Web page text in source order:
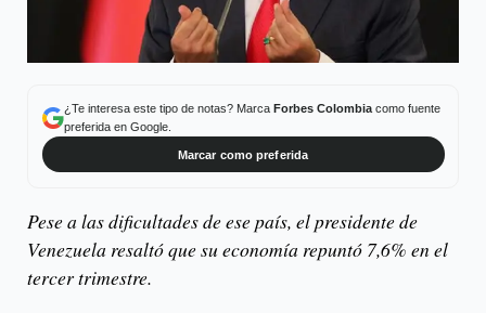
¿Te interesa este tipo de notas? Marca Forbes Colombiacomo fuente
preferida en Google.
Marcar como preferida
Pese a las dificultades de ese país, el presidente de
Venezuela resaltó que su economía repuntó 7,6% en el
tercer trimestre.